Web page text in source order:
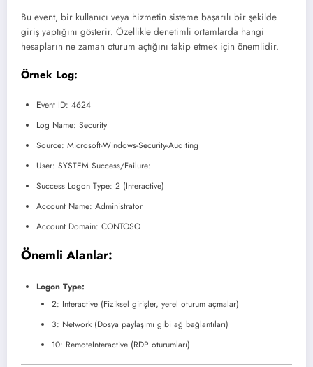
Bu event, bir kullanıcı veya hizmetin sisteme başarılı bir şekilde
giriş yaptığını gösterir. Özellikle denetimli ortamlarda hangi
hesapların ne zaman oturum açtığını takip etmek için önemlidir.
Örnek Log:
Event ID: 4624
Log Name: Security
Source: Microsoft-Windows-Security-Auditing
User: SYSTEM Success/Failure:
Success Logon Type: 2 (Interactive)
Account Name: Administrator
Account Domain: CONTOSO
Önemli Alanlar:
Logon Type:
2: Interactive (Fiziksel girişler, yerel oturum açmalar)
3: Network (Dosya paylaşımı gibi ağ bağlantıları)
10: RemoteInteractive (RDP oturumları)